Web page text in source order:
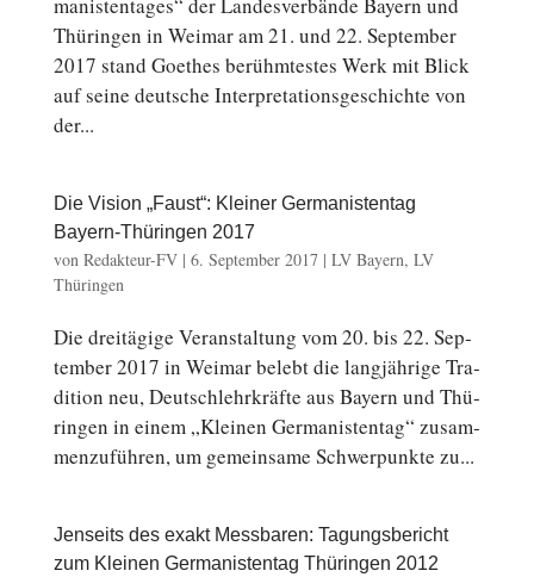
Thü­rin­gen in Weimar am 21. und 22. Sep­tem­ber
2017 stand Goethes be­rühm­tes­tes Werk mit Blick
auf seine deut­sche In­ter­pre­ta­ti­ons­ge­schich­te von
der...
Die Vision „Faust“: Kleiner Germanistentag
Bayern-Thüringen 2017
von Redakteur-FV| 6. September 2017| LV Bayern, LV
Thüringen
Die drei­tä­gi­ge Ver­an­stal­tung vom 20. bis 22. Sep­
tem­ber 2017 in Weimar belebt die lang­jäh­ri­ge Tra­
di­ti­on neu, Deutsch­lehr­kräf­te aus Bayern und Thü­
rin­gen in einem „Kleinen Ger­ma­nis­ten­tag“ zu­sam­
men­zu­füh­ren, um ge­mein­sa­me Schwer­punk­te zu...
Jenseits des exakt Messbaren: Tagungsbericht
zum Kleinen Germanistentag Thüringen 2012